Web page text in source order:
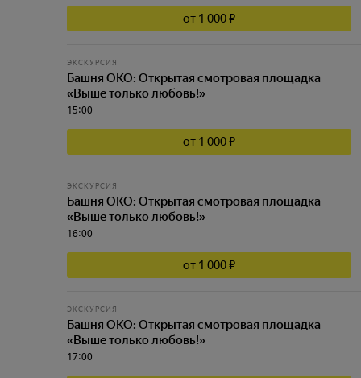
от 1 000 ₽
ЭКСКУРСИЯ
Башня ОКО: Открытая смотровая площадка
«Выше только любовь!»
15:00
от 1 000 ₽
ЭКСКУРСИЯ
Башня ОКО: Открытая смотровая площадка
«Выше только любовь!»
16:00
от 1 000 ₽
ЭКСКУРСИЯ
Башня ОКО: Открытая смотровая площадка
«Выше только любовь!»
17:00